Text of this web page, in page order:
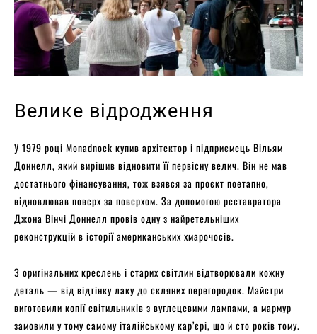
Велике відродження
У 1979 році Monadnock купив архітектор і підприємець Вільям
Доннелл, який вирішив відновити її первісну велич. Він не мав
достатнього фінансування, тож взявся за проєкт поетапно,
відновлював поверх за поверхом. За допомогою реставратора
Джона Вінчі Доннелл провів одну з найретельніших
реконструкцій в історії американських хмарочосів.
З оригінальних креслень і старих світлин відтворювали кожну
деталь — від відтінку лаку до скляних перегородок. Майстри
виготовили копії світильників з вуглецевими лампами, а мармур
замовили у тому самому італійському кар’єрі, що й сто років тому.